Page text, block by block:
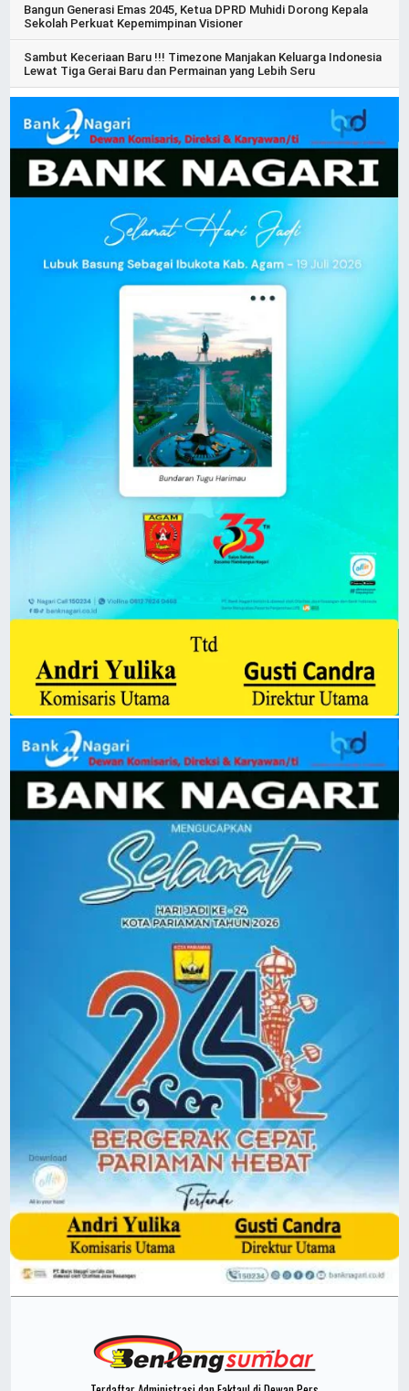
Bangun Generasi Emas 2045, Ketua DPRD Muhidi Dorong Kepala
Sekolah Perkuat Kepemimpinan Visioner
Sambut Keceriaan Baru !!! Timezone Manjakan Keluarga Indonesia
Lewat Tiga Gerai Baru dan Permainan yang Lebih Seru